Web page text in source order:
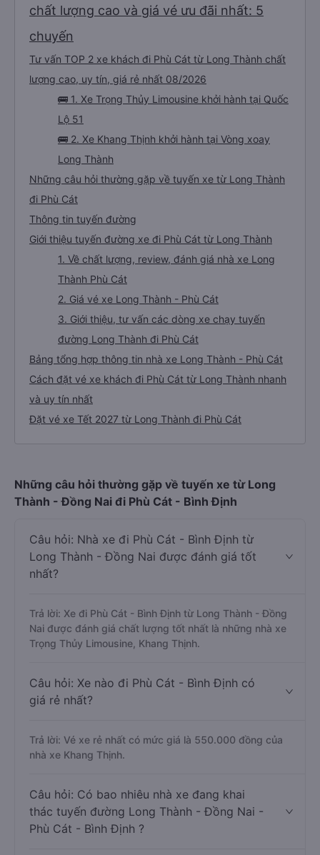
tuyến đường này. Tôi thực sự hy vọng rằng trong tương lai các tài xế sẽ
dừng xe thường xuyên theo lịch trình, đặc biệt là vì tôi dự định sẽ đi tuyến
chất lượng cao và giá vé ưu đãi nhất: 5
chuyến
Tư vấn TOP 2 xe khách đi Phù Cát từ Long Thành chất
lượng cao, uy tín, giá rẻ nhất 08/2026
🚌 1. Xe Trọng Thủy Limousine khởi hành tại Quốc
Lộ 51
🚌 2. Xe Khang Thịnh khởi hành tại Vòng xoay
Long Thành
Những câu hỏi thường gặp về tuyến xe từ Long Thành
đi Phù Cát
Thông tin tuyến đường
Giới thiệu tuyến đường xe đi Phù Cát từ Long Thành
1. Về chất lượng, review, đánh giá nhà xe Long
Thành Phù Cát
2. Giá vé xe Long Thành - Phù Cát
3. Giới thiệu, tư vấn các dòng xe chạy tuyến
đường Long Thành đi Phù Cát
Bảng tổng hợp thông tin nhà xe Long Thành - Phù Cát
Cách đặt vé xe khách đi Phù Cát từ Long Thành nhanh
và uy tín nhất
Đặt vé xe Tết 2027 từ Long Thành đi Phù Cát
Những câu hỏi thường gặp về tuyến xe từ Long
Thành - Đồng Nai đi Phù Cát - Bình Định
Câu hỏi: Nhà xe đi Phù Cát - Bình Định từ
Long Thành - Đồng Nai được đánh giá tốt
nhất?
Trả lời: Xe đi Phù Cát - Bình Định từ Long Thành - Đồng
Nai được đánh giá chất lượng tốt nhất là những nhà xe
Trọng Thủy Limousine, Khang Thịnh.
Câu hỏi: Xe nào đi Phù Cát - Bình Định có
giá rẻ nhất?
Trả lời: Vé xe rẻ nhất có mức giá là 550.000 đồng của
nhà xe Khang Thịnh.
Câu hỏi: Có bao nhiêu nhà xe đang khai
thác tuyến đường Long Thành - Đồng Nai -
Phù Cát - Bình Định ?